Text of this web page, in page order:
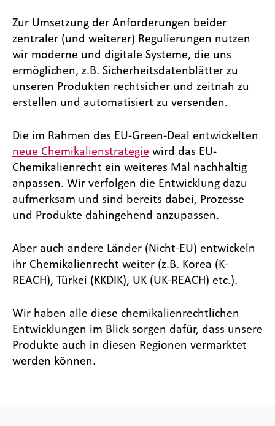
Zur Umsetzung der Anforderungen beider
zentraler (und weiterer) Regulierungen nutzen
wir moderne und digitale Systeme, die uns
ermöglichen, z.B. Sicherheitsdatenblätter zu
unseren Produkten rechtsicher und zeitnah zu
erstellen und automatisiert zu versenden.
Die im Rahmen des EU-Green-Deal entwickelten
neue Chemikalienstrategie wird das EU-
Chemikalienrecht ein weiteres Mal nachhaltig
anpassen. Wir verfolgen die Entwicklung dazu
aufmerksam und sind bereits dabei, Prozesse
und Produkte dahingehend anzupassen.
Aber auch andere Länder (Nicht-EU) entwickeln
ihr Chemikalienrecht weiter (z.B. Korea (K-
REACH), Türkei (KKDIK), UK (UK-REACH) etc.).
Wir haben alle diese chemikalienrechtlichen
Entwicklungen im Blick sorgen dafür, dass unsere
Produkte auch in diesen Regionen vermarktet
werden können.